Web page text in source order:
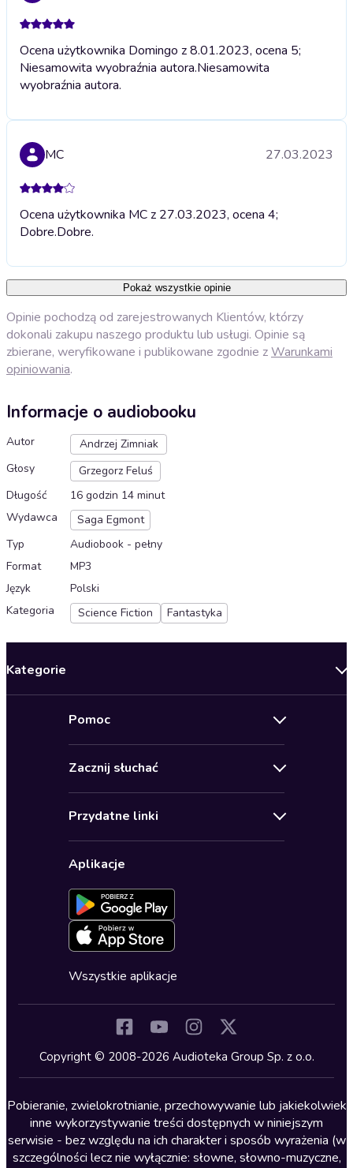
Ocena użytkownika Domingo z 8.01.2023, ocena 5;
Niesamowita wyobraźnia autora.Niesamowita
wyobraźnia autora.
MC 27.03.2023
Ocena użytkownika MC z 27.03.2023, ocena 4;
Dobre.Dobre.
Pokaż wszystkie opinie
Opinie pochodzą od zarejestrowanych Klientów, którzy
dokonali zakupu naszego produktu lub usługi. Opinie są
zbierane, weryfikowane i publikowane zgodnie zWarunkami
opiniowania.
Informacje o audiobooku
Autor
Andrzej Zimniak
Głosy
Grzegorz Feluś
Długość
16 godzin 14 minut
Wydawca
Saga Egmont
Typ
Audiobook - pełny
Format
MP3
Język
Polski
Kategoria
Science Fiction Fantastyka
Kategorie
Biznes, marketing, ekonomia
Dla młodzieży
Kryminały
Lektury szkolne
Literatura anglojęzyczna
Literatura faktu
Literatura obyczajowa
Pomoc
Pomoc
Ustawienia prywatności
Formularz zgłaszania nielegalnych treści
Deklaracja dostępności
Zacznij słuchać
Karnety
Oferta dla firm i bibliotek
Przydatne linki
Dołącz do newslettera
Blog
Zapowiedzi
Cykle audiobooków
Aplikacje
Wszystkie aplikacje
Copyright © 2008-2026 Audioteka Group Sp. z o.o.
Pobieranie, zwielokrotnianie, przechowywanie lub jakiekolwiek
inne wykorzystywanie treści dostępnych w niniejszym
serwisie - bez względu na ich charakter i sposób wyrażenia (w
szczególności lecz nie wyłącznie: słowne, słowno-muzyczne,